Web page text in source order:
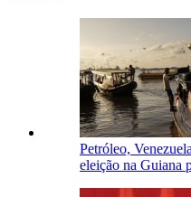
Petróleo,
eleição na Guiana